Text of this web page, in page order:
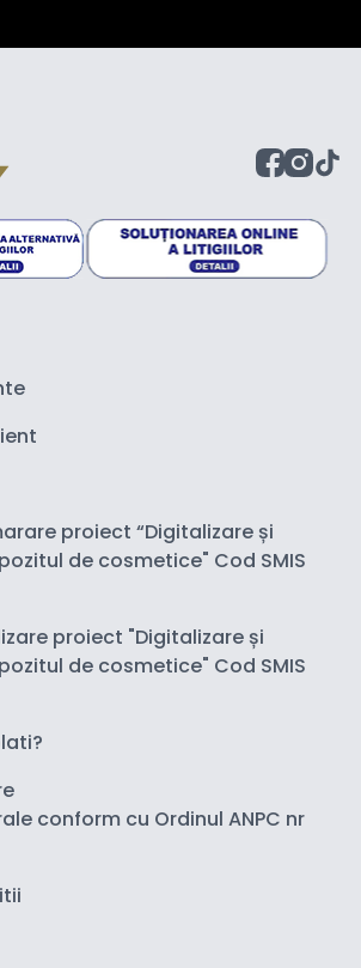
proiect “Digitalizare și
de cosmetice" Cod SMIS
proiect "Digitalizare și
de cosmetice" Cod SMIS
conform cu Ordinul ANPC nr